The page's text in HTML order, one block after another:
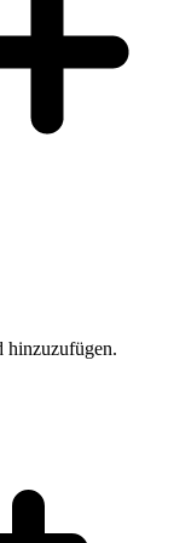
hinzuzufügen.